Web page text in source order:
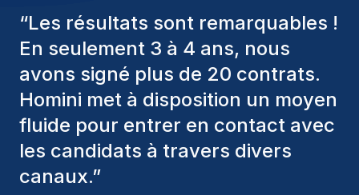
“Les consultants Homini ont
toujours pris en considération
divers critères pour nous proposer
les bons candidats. Ceux que
nous avons recrutés sont toujours
parmi nous, et personnellement, je
suis très satisfait des nouvelles